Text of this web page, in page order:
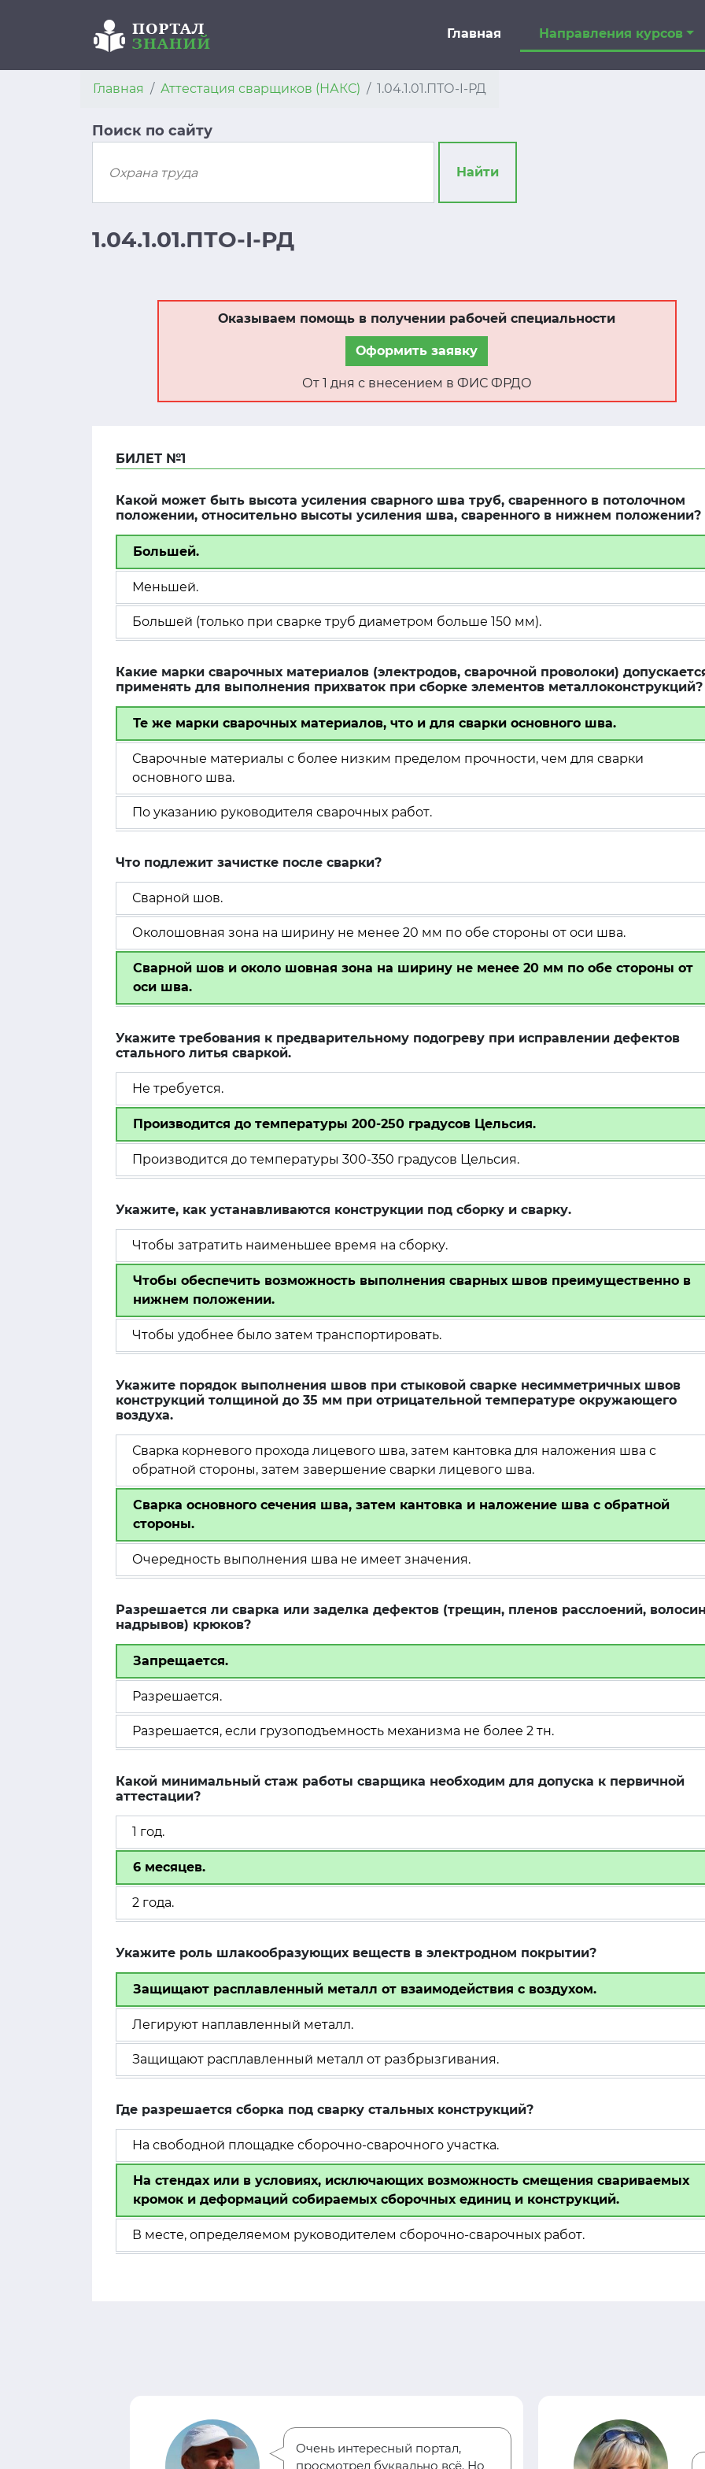
Главная Направления курсов
Главная Аттестация сварщиков (НАКС) 1.04.1.01.ПТО-I-РД
Поиск по сайту
Найти
1.04.1.01.ПТО-I-РД
Оказываем помощь в получении рабочей специальности
Оформить заявку
От 1 дня с внесением в ФИС ФРДО
БИЛЕТ №1
Какой может быть высота усиления сварного шва труб, сваренного в потолочном
положении, относительно высоты усиления шва, сваренного в нижнем положении?
Большей.
Меньшей.
Большей (только при сварке труб диаметром больше 150 мм).
Какие марки сварочных материалов (электродов, сварочной проволоки)
применять для выполнения прихваток при сборке элементов металлоконструкций?
Те же марки сварочных материалов, что и для сварки основного шва.
Сварочные материалы с более низким пределом прочности, чем для сварки
основного шва.
По указанию руководителя сварочных работ.
Что подлежит зачистке после сварки?
Сварной шов.
Околошовная зона на ширину не менее 20 мм по обе стороны от оси шва.
Сварной шов и около шовная зона на ширину не менее 20 мм по обе стороны от
оси шва.
Укажите требования к предварительному подогреву при исправлении дефектов
стального литья сваркой.
Не требуется.
Производится до температуры 200-250 градусов Цельсия.
Производится до температуры 300-350 градусов Цельсия.
Укажите, как устанавливаются конструкции под сборку и сварку.
Чтобы затратить наименьшее время на сборку.
Чтобы обеспечить возможность выполнения сварных швов преимущественно в
нижнем положении.
Чтобы удобнее было затем транспортировать.
Укажите порядок выполнения швов при стыковой сварке несимметричных швов
конструкций толщиной до 35 мм при отрицательной температуре окружающего
воздуха.
Сварка корневого прохода лицевого шва, затем кантовка для наложения шва с
обратной стороны, затем завершение сварки лицевого шва.
Сварка основного сечения шва, затем кантовка и наложение шва с обратной
стороны.
Очередность выполнения шва не имеет значения.
Разрешается ли сварка или заделка дефектов (трещин, пленов расслоений,
надрывов) крюков?
Запрещается.
Разрешается.
Разрешается, если грузоподъемность механизма не более 2 тн.
Какой минимальный стаж работы сварщика необходим для допуска к первичной
аттестации?
1 год.
6 месяцев.
2 года.
Укажите роль шлакообразующих веществ в электродном покрытии?
Защищают расплавленный металл от взаимодействия с воздухом.
Легируют наплавленный металл.
Защищают расплавленный металл от разбрызгивания.
Где разрешается сборка под сварку стальных конструкций?
На свободной площадке сборочно-сварочного участка.
На стендах или в условиях, исключающих возможность смещения свариваемых
кромок и деформаций собираемых сборочных единиц и конструкций.
В месте, определяемом руководителем сборочно-сварочных работ.
Очень интересный портал,
просмотрел буквально всё. Но